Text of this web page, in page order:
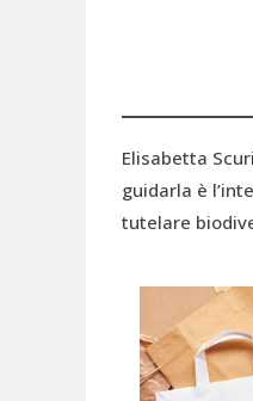
Elisabetta
guidarla è
tutelare